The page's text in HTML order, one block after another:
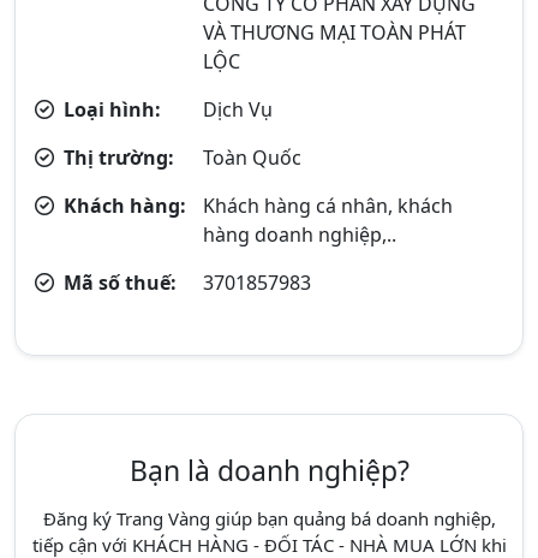
VÀ THƯƠNG MẠI TOÀN PHÁT
LỘC
Loại hình:
Dịch Vụ
Thị trường:
Toàn Quốc
Khách hàng:
Khách hàng cá nhân, khách
hàng doanh nghiệp,..
Mã số thuế:
3701857983
Bạn là doanh nghiệp?
Đăng ký Trang Vàng giúp bạn quảng bá doanh nghiệp,
tiếp cận với KHÁCH HÀNG - ĐỐI TÁC - NHÀ MUA LỚN khi